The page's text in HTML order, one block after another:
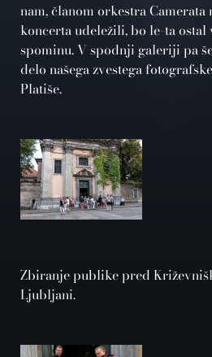
nam, članom orkestra Camerata
koncerta udeležili, bo le-ta ostal
spominu. V spodnji galeriji pa
delo našega zvestega
Platiše.
Zbiranje publike pred
Ljubljani.